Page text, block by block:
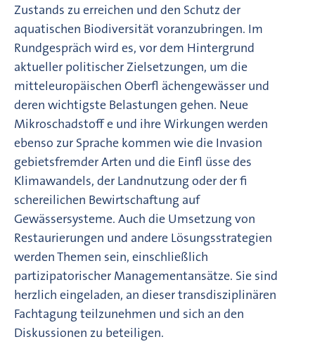
Zustands zu erreichen und den Schutz der
aquatischen Biodiversität voranzubringen. Im
Rundgespräch wird es, vor dem Hintergrund
aktueller politischer Zielsetzungen, um die
mitteleuropäischen Oberfl ächengewässer und
deren wichtigste Belastungen gehen. Neue
Mikroschadstoff e und ihre Wirkungen werden
ebenso zur Sprache kommen wie die Invasion
gebietsfremder Arten und die Einfl üsse des
Klimawandels, der Landnutzung oder der fi
schereilichen Bewirtschaftung auf
Gewässersysteme. Auch die Umsetzung von
Restaurierungen und andere Lösungsstrategien
werden Themen sein, einschließlich
partizipatorischer Managementansätze. Sie sind
herzlich eingeladen, an dieser transdisziplinären
Fachtagung teilzunehmen und sich an den
Diskussionen zu beteiligen.